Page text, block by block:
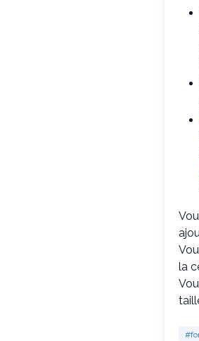
la